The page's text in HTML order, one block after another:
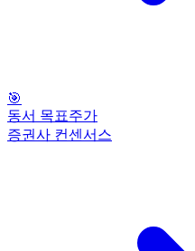
🎯
동서 목표주가
증권사 컨센서스